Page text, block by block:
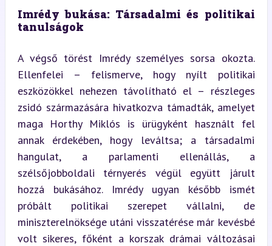
Imrédy bukása: Társadalmi és politikai
tanulságok
A végső törést Imrédy személyes sorsa okozta.
Ellenfelei – felismerve, hogy nyílt politikai
eszközökkel nehezen távolítható el – részleges
zsidó származására hivatkozva támadták, amelyet
maga Horthy Miklós is ürügyként használt fel
annak érdekében, hogy leváltsa; a társadalmi
hangulat, a parlamenti ellenállás, a
szélsőjobboldali térnyerés végül együtt járult
hozzá bukásához. Imrédy ugyan később ismét
próbált politikai szerepet vállalni, de
miniszterelnöksége utáni visszatérése már kevésbé
volt sikeres, főként a korszak drámai változásai